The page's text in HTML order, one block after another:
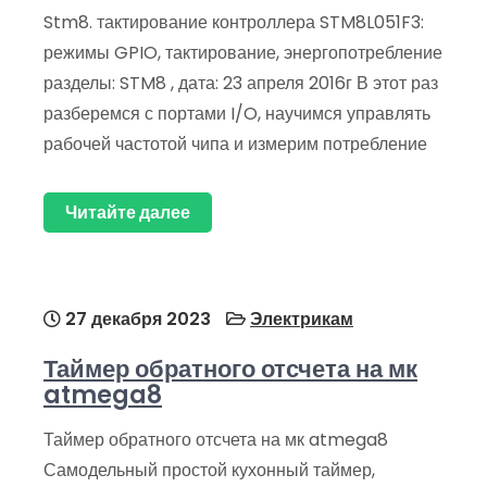
Stm8. тактирование контроллера STM8L051F3:
режимы GPIO, тактирование, энергопотребление
разделы: STM8 , дата: 23 апреля 2016г В этот раз
разберемся с портами I/O, научимся управлять
рабочей частотой чипа и измерим потребление
Читайте далее
27 декабря 2023 Электрикам
Таймер обратного отсчета на мк
atmega8
Таймер обратного отсчета на мк atmega8
Самодельный простой кухонный таймер,